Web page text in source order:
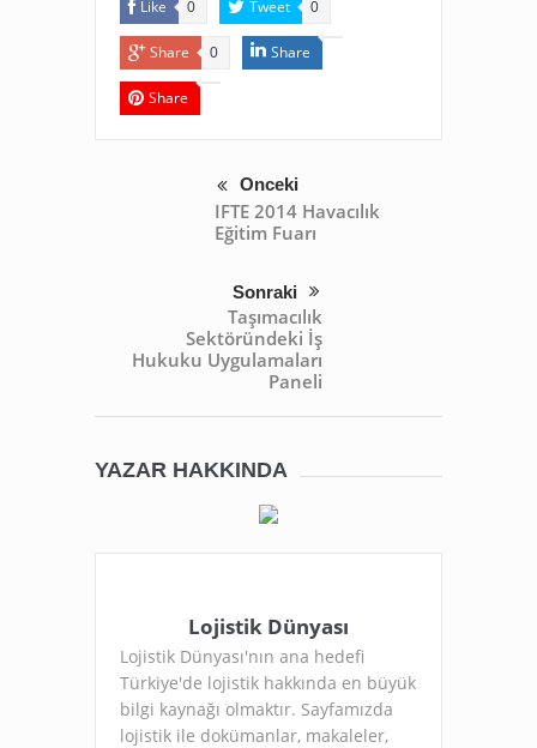
Like 0 Tweet 0
Share 0 Share
Share
Önceki
IFTE 2014 Havacılık
Eğitim Fuarı
Sonraki
Taşımacılık
Sektöründeki İş
Hukuku Uygulamaları
Paneli
YAZAR HAKKINDA
Lojistik Dünyası
Lojistik Dünyası'nın ana hedefi
Türkiye'de lojistik hakkında en büyük
bilgi kaynağı olmaktır. Sayfamızda
lojistik ile dokümanlar, makaleler,